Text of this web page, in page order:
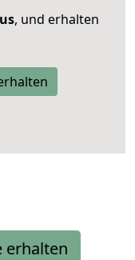
, und erhalten
erhalten